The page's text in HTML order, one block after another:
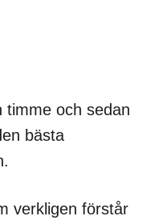
timme och sedan
bästa
verkligen förstår